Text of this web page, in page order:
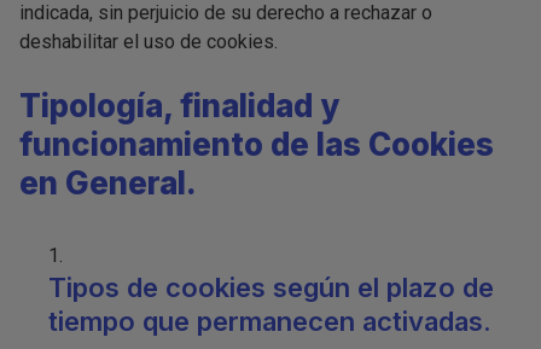
indicada, sin perjuicio de su derecho a rechazar o
deshabilitar el uso de cookies.
Tipología, finalidad y
funcionamiento de las Cookies
en General.
Tipos de cookies según el plazo de
tiempo que permanecen activadas.